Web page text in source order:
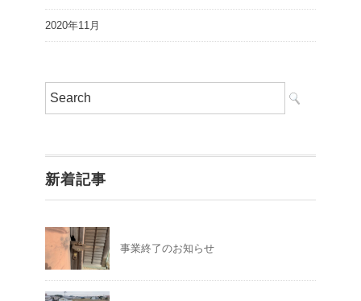
2020年11月
新着記事
事業終了のお知らせ